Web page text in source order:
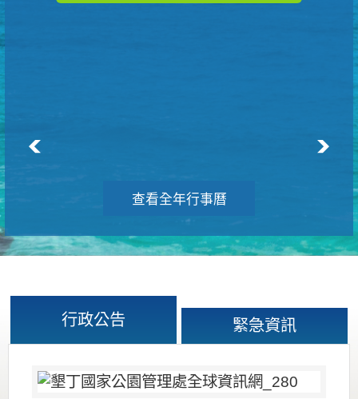
查看全年行事曆
行政公告 緊急資訊